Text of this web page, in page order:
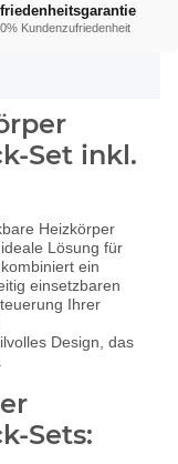
Kundenzufriedenheit
Set inkl.
Heizkörper
Lösung für
ein
einsetzbaren
Ihrer
Design, das
Sets: